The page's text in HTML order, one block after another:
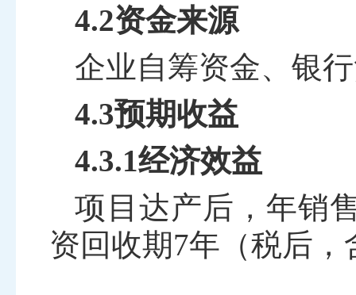
4.2资金来源
企业自筹资金、银
4.3预期收益
4.3.1经济效益
项目达产后，年销
资回收期7年（税后，